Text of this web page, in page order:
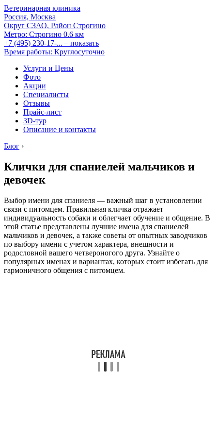
Ветеринарная клиника
Россия, Москва
Округ СЗАО, Район Строгино
Метро: Строгино 0.6 км
+7 (495) 230-17-... – показать
Время работы: Круглосуточно
Услуги и Цены
Фото
Акции
Специалисты
Отзывы
Прайс-лист
3D-тур
Описание и контакты
Блог ›
Клички для спаниелей мальчиков и
девочек
Выбор имени для спаниеля — важный шаг в установлении
связи с питомцем. Правильная кличка отражает
индивидуальность собаки и облегчает обучение и общение. В
этой статье представлены лучшие имена для спаниелей
мальчиков и девочек, а также советы от опытных заводчиков
по выбору имени с учетом характера, внешности и
родословной вашего четвероногого друга. Узнайте о
популярных именах и вариантах, которых стоит избегать для
гармоничного общения с питомцем.